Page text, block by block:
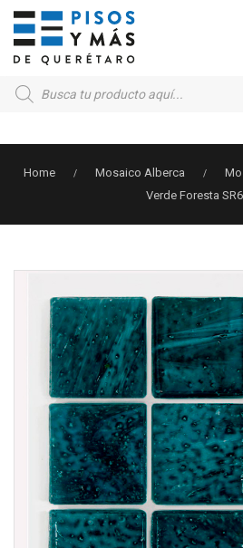
Products
search
Home / Mosaico Alberca /
Verde Foresta